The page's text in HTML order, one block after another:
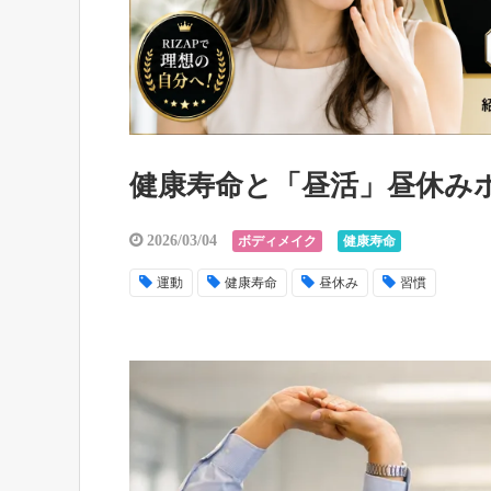
健康寿命と「昼活」昼休
2026/03/04 ボディメイク 健康寿命
運動 健康寿命 昼休み 習慣